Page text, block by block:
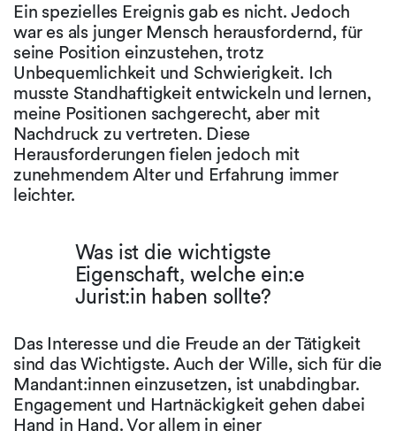
Ein spezielles Ereignis gab es nicht. Jedoch
war es als junger Mensch herausfordernd, für
seine Position einzustehen, trotz
Unbequemlichkeit und Schwierigkeit. Ich
musste Standhaftigkeit entwickeln und lernen,
meine Positionen sachgerecht, aber mit
Nachdruck zu vertreten. Diese
Herausforderungen fielen jedoch mit
zunehmendem Alter und Erfahrung immer
leichter.
Was ist die wichtigste
Eigenschaft, welche ein:e
Jurist:in haben sollte?
Das Interesse und die Freude an der Tätigkeit
sind das Wichtigste. Auch der Wille, sich für die
Mandant:innen einzusetzen, ist unabdingbar.
Engagement und Hartnäckigkeit gehen dabei
Hand in Hand. Vor allem in einer